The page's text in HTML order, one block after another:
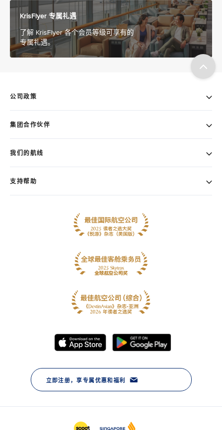
KrisFlyer 专属礼遇
了解 KrisFlyer 各个会员等级可享有的
专属礼遇。